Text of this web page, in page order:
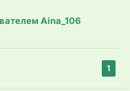
Aina_106
1